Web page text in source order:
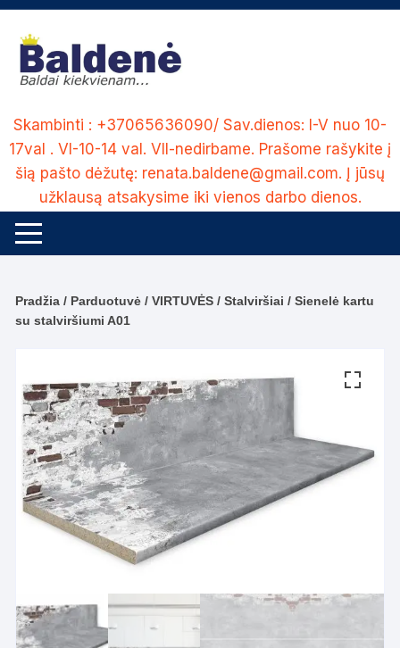
Skip
content
Skambinti : +37065636090/ Sav.dienos: I-V nuo 10-
17val . VI-10-14 val. VII-nedirbame. Prašome rašykite į
šią pašto dėžutę: renata.baldene@gmail.com. Į jūsų
užklausą atsakysime iki vienos darbo dienos.
Pradžia / Parduotuvė /VIRTUVĖS /Stalviršiai / Sienelė kartu
su stalviršiumi A01